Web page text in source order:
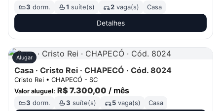
Cidade
Bairro
Ordenar por
3 dorm. 1 suíte(s) 2 vaga(s) Casa
Detalhes
Alugar
Casa · Cristo Rei · CHAPECÓ · Cód. 8024
Cristo Rei • CHAPECÓ - SC
Valor aluguel: R$ 7.300,00 / mês
3 dorm. 3 suíte(s) 5 vaga(s) Casa